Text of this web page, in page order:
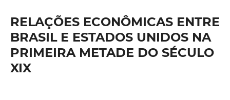
RELAÇÕES ECONÔMICAS ENTRE
BRASIL E ESTADOS UNIDOS NA
PRIMEIRA METADE DO SÉCULO
XIX